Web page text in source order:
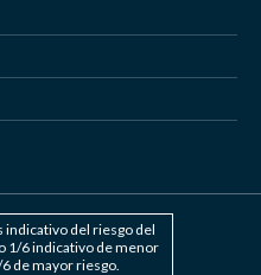
indicativo del riesgo del
1/6 indicativo de menor
de mayor riesgo.